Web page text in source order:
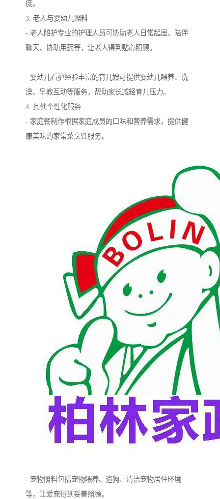
度。
3. 老人与婴幼儿照料
- 老人陪护专业的护理人员可协助老人日常起居、陪伴
聊天、协助用药等，让老人得到贴心照顾。
- 婴幼儿看护经验丰富的育儿嫂可提供婴幼儿喂养、洗
澡、早教互动等服务，帮助家长减轻育儿压力。
4. 其他个性化服务
- 家庭餐制作根据家庭成员的口味和营养需求，提供健
康美味的家常菜烹饪服务。
- 宠物照料包括宠物喂养、遛狗、清洁宠物居住环境
等，让爱宠得到妥善照顾。